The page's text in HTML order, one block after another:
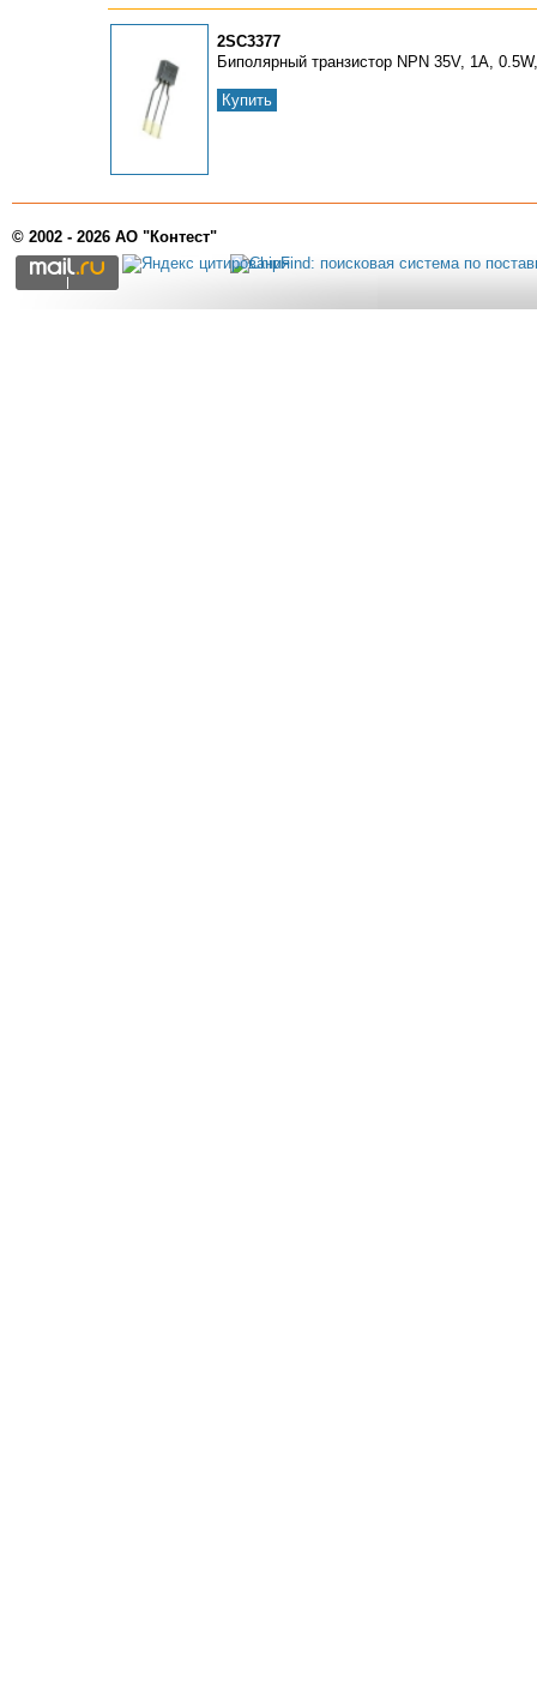
2SC3377
Биполярный транзистор NPN 35V, 1A,
Купить
© 2002 - 2026 АО "Контест"